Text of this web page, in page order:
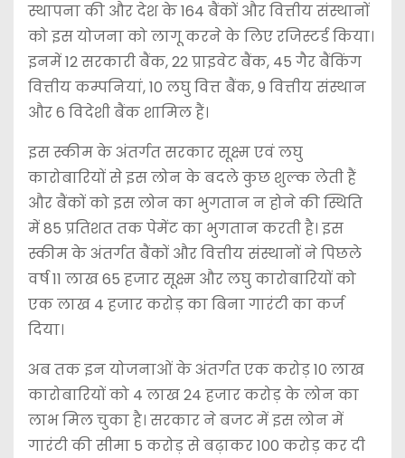
स्थापना की और देश के 164 बैंकों और वित्तीय संस्थानों
को इस योजना को लागू करने के लिए रजिस्टर्ड किया।
इनमें 12 सरकारी बैंक, 22 प्राइवेट बैंक, 45 गैर बैंकिंग
वित्तीय कम्पनियां, 10 लघु वित्त बैंक, 9 वित्तीय संस्थान
और 6 विदेशी बैंक शामिल हैं।
इस स्कीम के अंतर्गत सरकार सूक्ष्म एवं लघु
कारोबारियों से इस लोन के बदले कुछ शुल्क लेती हैं
और बैंकों को इस लोन का भुगतान न होने की स्थिति
में 85 प्रतिशत तक पेमेंट का भुगतान करती है। इस
स्कीम के अंतर्गत बैंकों और वित्तीय संस्थानों ने पिछले
वर्ष 11 लाख 65 हजार सूक्ष्म और लघु कारोबारियों को
एक लाख 4 हजार करोड़ का बिना गारंटी का कर्ज
दिया।
अब तक इन योजनाओं के अंतर्गत एक करोड़ 10 लाख
कारोबारियों को 4 लाख 24 हजार करोड़ के लोन का
लाभ मिल चुका है। सरकार ने बजट में इस लोन में
गारंटी की सीमा 5 करोड़ से बढ़ाकर 100 करोड़ कर दी